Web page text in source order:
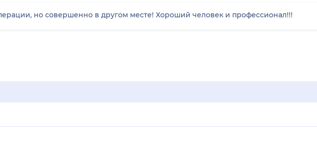
но совершенно в другом месте! Хороший человек и профессионал!!!